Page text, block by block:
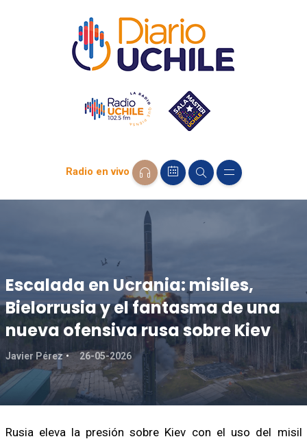
Radio en vivo
Escalada en Ucrania: misiles,
Bielorrusia y el fantasma de una
nueva ofensiva rusa sobre Kiev
Javier Pérez 26-05-2026
Rusia eleva la presión sobre Kiev con el uso del misil